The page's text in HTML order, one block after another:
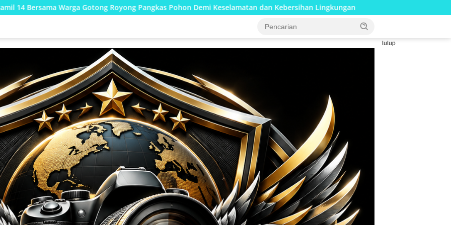
Royong Pangkas Pohon Demi Keselamatan dan Kebersihan Lingkungan Pembangunan Jembatan Beton Merah Putih
tutup